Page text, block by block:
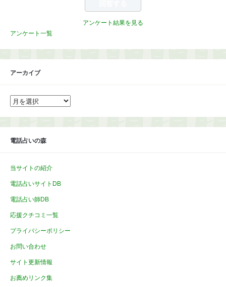
アンケート結果を見る
アンケート一覧
アーカイブ
ア
ー
イ
電話占いの森
当サイトの紹介
電話占いサイトDB
電話占い師DB
応援クチコミ一覧
プライバシーポリシー
お問い合わせ
サイト更新情報
お薦めリンク集